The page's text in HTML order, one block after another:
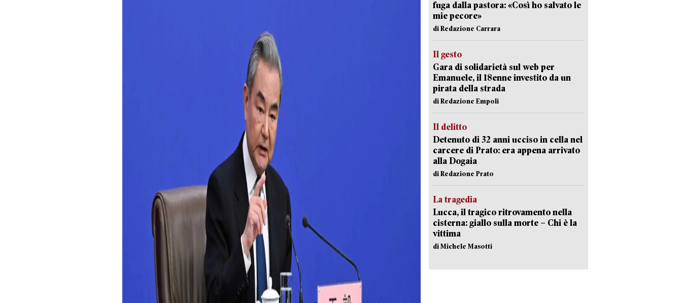
fuga dalla pastora: «Così ho salvato le
mie pecore»
di Redazione Carrara
Il gesto
Gara di solidarietà sul web per
Emanuele, il 18enne investito da un
pirata della strada
di Redazione Empoli
Il delitto
Detenuto di 32 anni ucciso in cella nel
carcere di Prato: era appena arrivato
alla Dogaia
di Redazione Prato
La tragedia
Lucca, il tragico ritrovamento nella
cisterna: giallo sulla morte – Chi è la
vittima
di Michele Masotti